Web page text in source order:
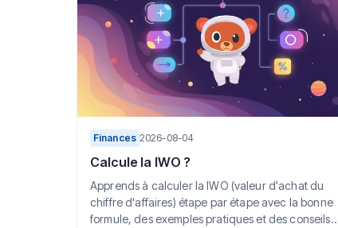
Finances 2026-08-04
Calcule la IWO ?
Apprends à calculer la IWO (valeur d'achat du
chiffre d'affaires) étape par étape avec la bonne
formule, des exemples pratiques et des conseils